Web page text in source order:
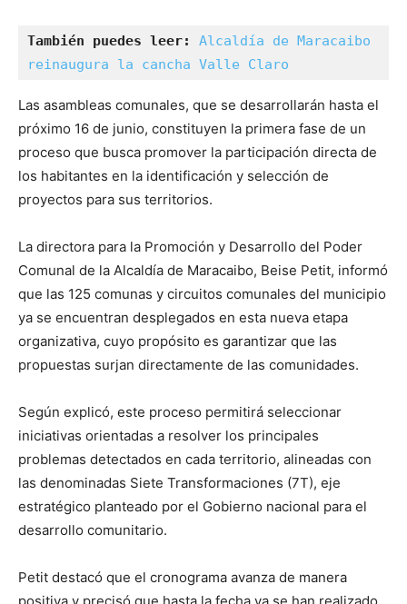
También puedes leer:
Alcaldía de Maracaibo
reinaugura la cancha Valle Claro
Las asambleas comunales, que se desarrollarán hasta el
próximo 16 de junio, constituyen la primera fase de un
proceso que busca promover la participación directa de
los habitantes en la identificación y selección de
proyectos para sus territorios.
La directora para la Promoción y Desarrollo del Poder
Comunal de la Alcaldía de Maracaibo, Beise Petit, informó
que las 125 comunas y circuitos comunales del municipio
ya se encuentran desplegados en esta nueva etapa
organizativa, cuyo propósito es garantizar que las
propuestas surjan directamente de las comunidades.
Según explicó, este proceso permitirá seleccionar
iniciativas orientadas a resolver los principales
problemas detectados en cada territorio, alineadas con
las denominadas Siete Transformaciones (7T), eje
estratégico planteado por el Gobierno nacional para el
desarrollo comunitario.
Petit destacó que el cronograma avanza de manera